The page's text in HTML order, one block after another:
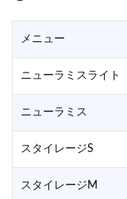
メニュー
ニューラミスライト
ニューラミス
スタイレージS
スタイレージM